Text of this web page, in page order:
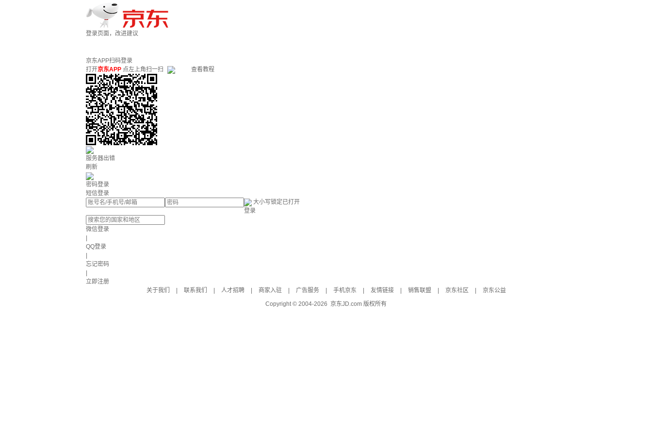
登录页面，改进建议
京东APP扫码登录
打开京东APP 点左上角扫一扫 查看教程
服务器出错
刷新
密码登录
短信登录
大小写锁定已打开
登录
微信登录
QQ登录
忘记密码
立即注册
关于我们
联系我们 人才招聘 商家入驻 广告服务 手机京东 友情链接 销售联盟 京东社区
京东公益
Copyright © 2004-2026 京东JD.com 版权所有